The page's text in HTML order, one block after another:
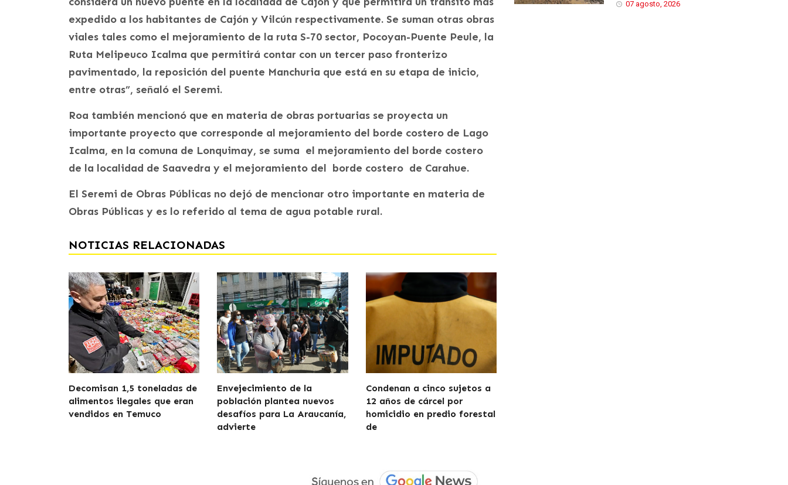
expedido a los habitantes de Cajón y Vilcún respectivamente. Se suman otras obras
viales tales como el mejoramiento de la ruta S-70 sector, Pocoyan-Puente Peule, la
Ruta Melipeuco Icalma que permitirá contar con un tercer paso fronterizo
pavimentado, la reposición del puente Manchuria que está en su etapa de inicio,
entre otras”, señaló el Seremi.
Roa también mencionó que en materia de obras portuarias se proyecta un
importante proyecto que corresponde al mejoramiento del borde costero de Lago
Icalma, en la comuna de Lonquimay, se suma el mejoramiento del borde costero
de la localidad de Saavedra y el mejoramiento del borde costero de Carahue.
El Seremi de Obras Públicas no dejó de mencionar otro importante en materia de
Obras Públicas y es lo referido al tema de agua potable rural.
NOTICIAS RELACIONADAS
Decomisan 1,5 toneladas de
alimentos ilegales que eran
vendidos en Temuco
Envejecimiento de la
población plantea nuevos
desafíos para La Araucanía,
advierte
Condenan a cinco sujetos a
12 años de cárcel por
homicidio en predio forestal
de
07 agosto, 2026